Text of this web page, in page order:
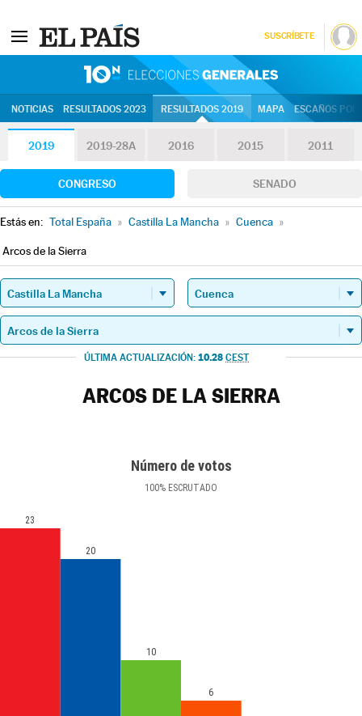
SUSCRÍBETE
NOTICIAS RESULTADOS 2023 RESULTADOS 2019 MAPA ESCAÑOS
2019 2019-28A 2016 2015 2011
CONGRESO SENADO
Estás en: Total España » Castilla La Mancha » Cuenca »
Arcos de la Sierra
ÚLTIMA ACTUALIZACIÓN: 10.28 CEST
ARCOS DE LA SIERRA
Número de votos
100% ESCRUTADO
23
20
10
6